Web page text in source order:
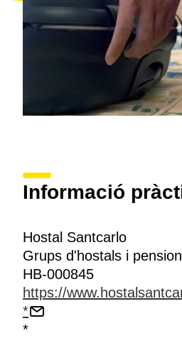
Informació
Hostal Santcarlo
Grups d'hostals i
HB-000845
https://
*
*